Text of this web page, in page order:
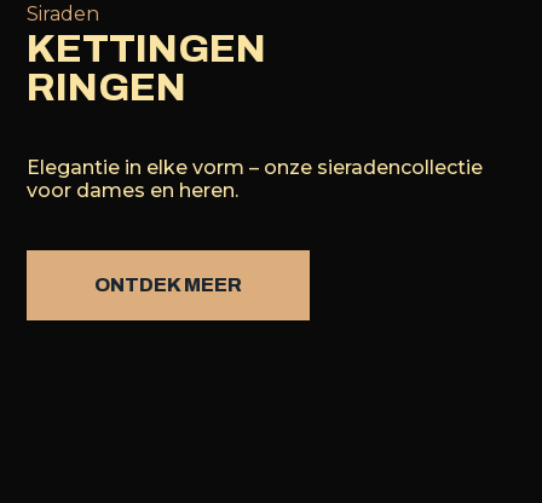
Siraden
KETTINGEN
RINGEN
Elegantie in elke vorm – onze sieradencollectie
voor dames en heren.
ONTDEK MEER